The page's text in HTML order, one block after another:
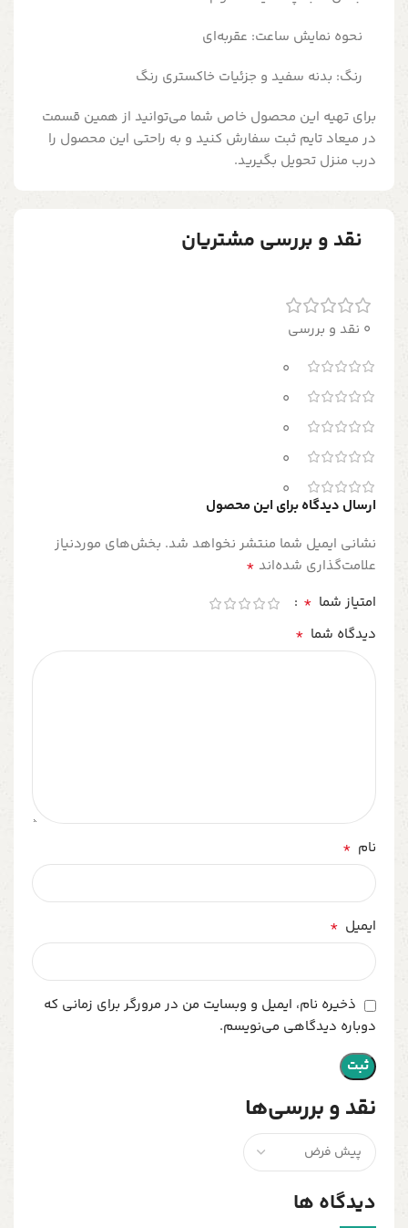
نحوه نمایش ساعت: عقربه‌ای
رنگ: بدنه سفید و جزئیات خاکستری رنگ
برای تهیه این محصول خاص شما می‌توانید از همین قسمت
در میعاد تایم ثبت سفارش کنید و به راحتی این محصول را
درب منزل تحویل بگیرید.
نقد و بررسی مشتریان
0 نقد و بررسی
0
0
0
0
0
نقد و بررسی‌ها
دیدگاه ها
ارسال دیدگاه برای این محصول
نشانی ایمیل شما منتشر نخواهد شد. بخش‌های موردنیاز
علامت‌گذاری شده‌اند *
امتیاز شما *
دیدگاه شما *
نام *
ایمیل *
ذخیره نام، ایمیل و وبسایت من در مرورگر برای زمانی که
دوباره دیدگاهی می‌نویسم.